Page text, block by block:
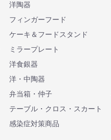
洋陶器
フィンガーフード
ケーキ＆フードスタンド
ミラープレート
洋食銀器
洋・中陶器
弁当箱・仲子
テーブル・クロス・スカート
感染症対策商品